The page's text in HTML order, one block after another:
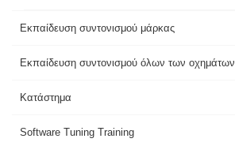
Εκπαίδευση συντονισμού μάρκας
Εκπαίδευση συντονισμού όλων των οχημάτων
Κατάστημα
Software Tuning Training